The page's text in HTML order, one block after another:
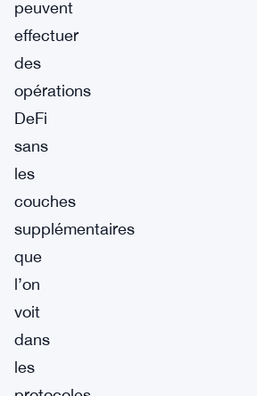
peuvent
effectuer
des
opérations
DeFi
sans
les
couches
supplémentaires
que
l’on
voit
dans
les